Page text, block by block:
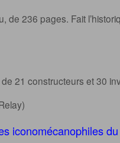
de 236 pages. Fait
21 constructeurs et 30
iconomécanophiles